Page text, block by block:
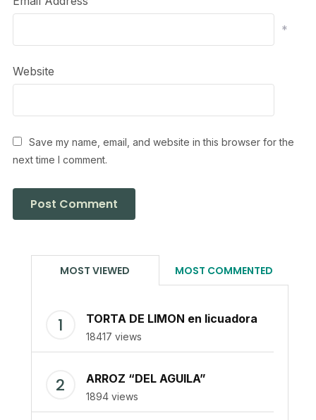
*
Website
Save my name, email, and website in this browser for the
next time I comment.
MOST VIEWED MOST COMMENTED
TORTA DE LIMON en licuadora
18417 views
ARROZ “DEL AGUILA”
1894 views